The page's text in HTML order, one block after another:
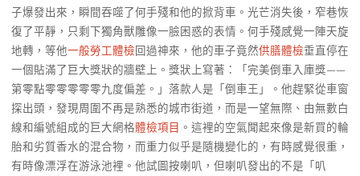
子爆發出來，瞬間吞噬了何手殘和他的掀背車。光芒消失後，窄巷恢
復了平靜，只剩下獨角獸雕像一臉困惑的表情。何手殘感覺一陣天旋
地轉，等他一般勞工體檢回過神來，他的車子竟然供膳體檢垂直停在
一個貼滿了巨大獎狀的牆壁上。獎狀上寫著：「完美倒車入庫獎——
第零點零零零零零九度偏差。」落款人是「倒車王」。他趕緊從車窗
探出頭，發現周圍不再是熟悉的城市街道，而是一望無際、由無數白
線和編號組成的巨大網格體檢項目 。這裡的空氣聞起來像是新買的輪
胎和劣質香水的混合物，而重力似乎是隨機變化的，有時感覺很重，
有時像漂浮在游泳池裡。他試圖按喇叭，但喇叭發出的不是「叭